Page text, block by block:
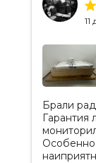
Брали
Гарантия
Особенно